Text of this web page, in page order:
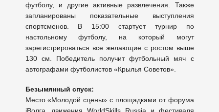
футболу, и другие активные развлечения. Также
запланированы показательные выступления
спортсменов. В 15:00 стартует турнир по
настольному футболу, на который могут
зарегистрироваться все желающие с ростом выше
130 см. Победитель получит футбольный мяч с
автографами футболистов «Крылья Советов».
Безымянный спуск:
Место «Молодой сцены» с площадками от форума
iВолга, движения WorldSkills Russia и фестиваля